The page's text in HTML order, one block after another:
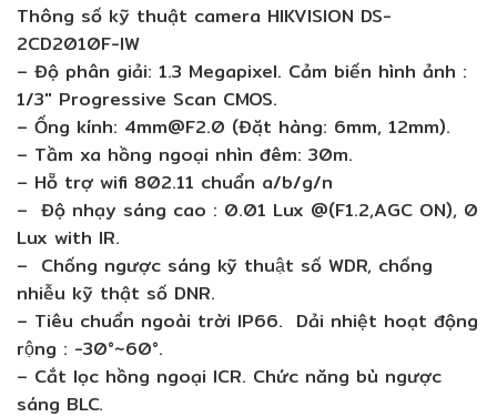
Thông số kỹ thuật camera HIKVISION DS-
2CD2010F-IW
– Độ phân giải: 1.3 Megapixel. Cảm biến hình ảnh :
1/3″ Progressive Scan CMOS.
– Ống kính: 4mm@F2.0 (Đặt hàng: 6mm, 12mm).
– Tầm xa hồng ngoại nhìn đêm: 30m.
– Hỗ trợ wifi 802.11 chuẩn a/b/g/n
– Độ nhạy sáng cao : 0.01 Lux @(F1.2,AGC ON), 0
Lux with IR.
– Chống ngược sáng kỹ thuật số WDR, chống
nhiễu kỹ thật số DNR.
– Tiêu chuẩn ngoài trời IP66. Dải nhiệt hoạt động
rộng : -30°~60°.
– Cắt lọc hồng ngoại ICR. Chức năng bù ngược
sáng BLC.